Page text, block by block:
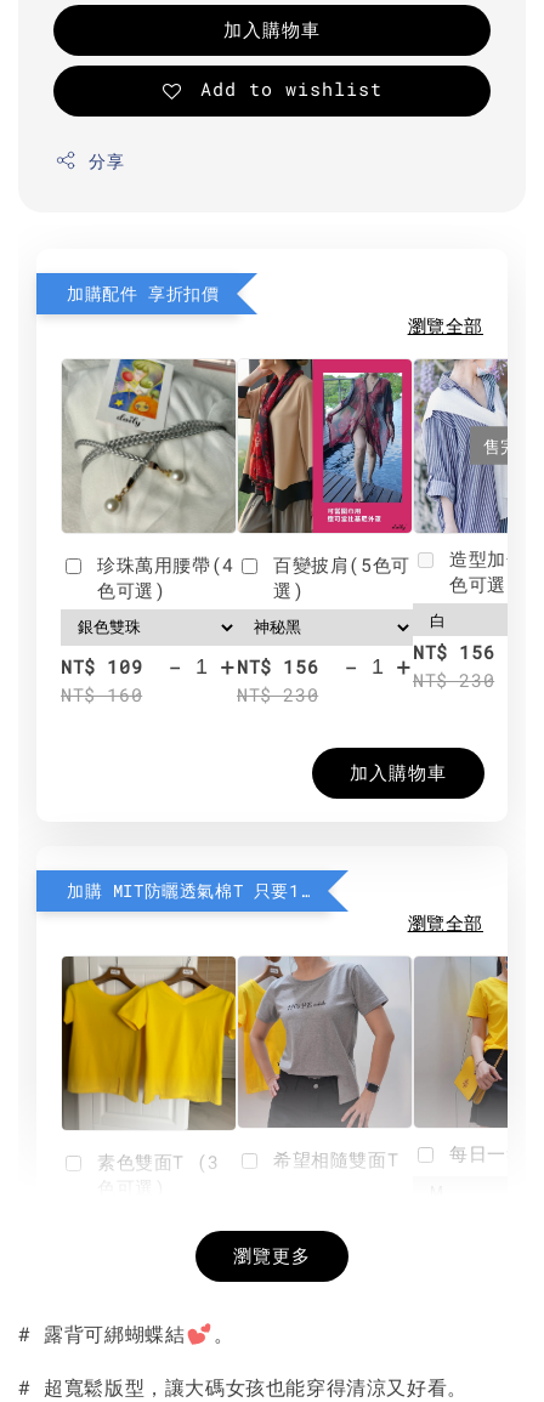
加入購物車
Add to wishlist
分享
加購配件 享折扣價
瀏覽全部
珍珠萬用腰帶(4
色可選)
NT$ 109
NT$ 160
- +
百變披肩(5色可
選)
NT$ 156
NT$ 230
- +
售完
造型加分
色可選)
NT$ 156
NT$ 230
加入購物車
加購 MIT防曬透氣棉T 只要190元
瀏覽全部
素色雙面T (3
+
希望相隨雙面T
NT$ 190
-
每日一笑
瀏覽更多
# 露背可綁蝴蝶結 。
# 超寬鬆版型，讓大碼女孩也能穿得清涼又好看。